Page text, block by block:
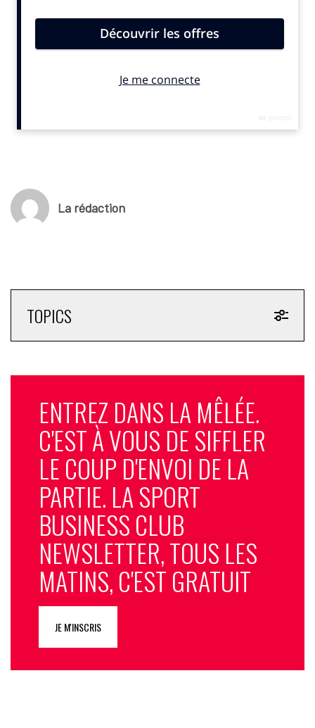
© SportBusiness.Club Décembre 2024
2018 : 8,776 millions
2022 : 8,853 millions
2023 : 9369 millions
La rédaction
TOPICS
ENTREZ DANS LA MÊLÉE.
C'EST À VOUS DE SIFFLER
LE COUP D'ENVOI DE LA
PARTIE. LA SPORT
BUSINESS CLUB
NEWSLETTER, TOUS LES
MATINS, C'EST GRATUIT
JE M'INSCRIS